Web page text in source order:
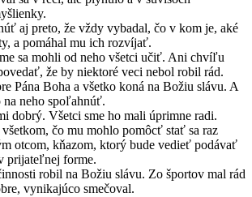
aj preto, že vždy vybadal, čo v kom je, aké
a pomáhal mu ich rozvíjať.
sa mohli od neho všetci učiť. Ani chvíľu
že by niektoré veci nebol robil rád.
Pána Boha a všetko koná na Božiu slávu. A
na neho spoľahnúť.
dobrý. Všetci sme ho mali úprimne radi.
čo mu mohlo pomôcť stať sa raz
otcom, kňazom, ktorý bude vedieť podávať
prijateľnej forme.
robil na Božiu slávu. Zo športov mal rád
vynikajúco smečoval.